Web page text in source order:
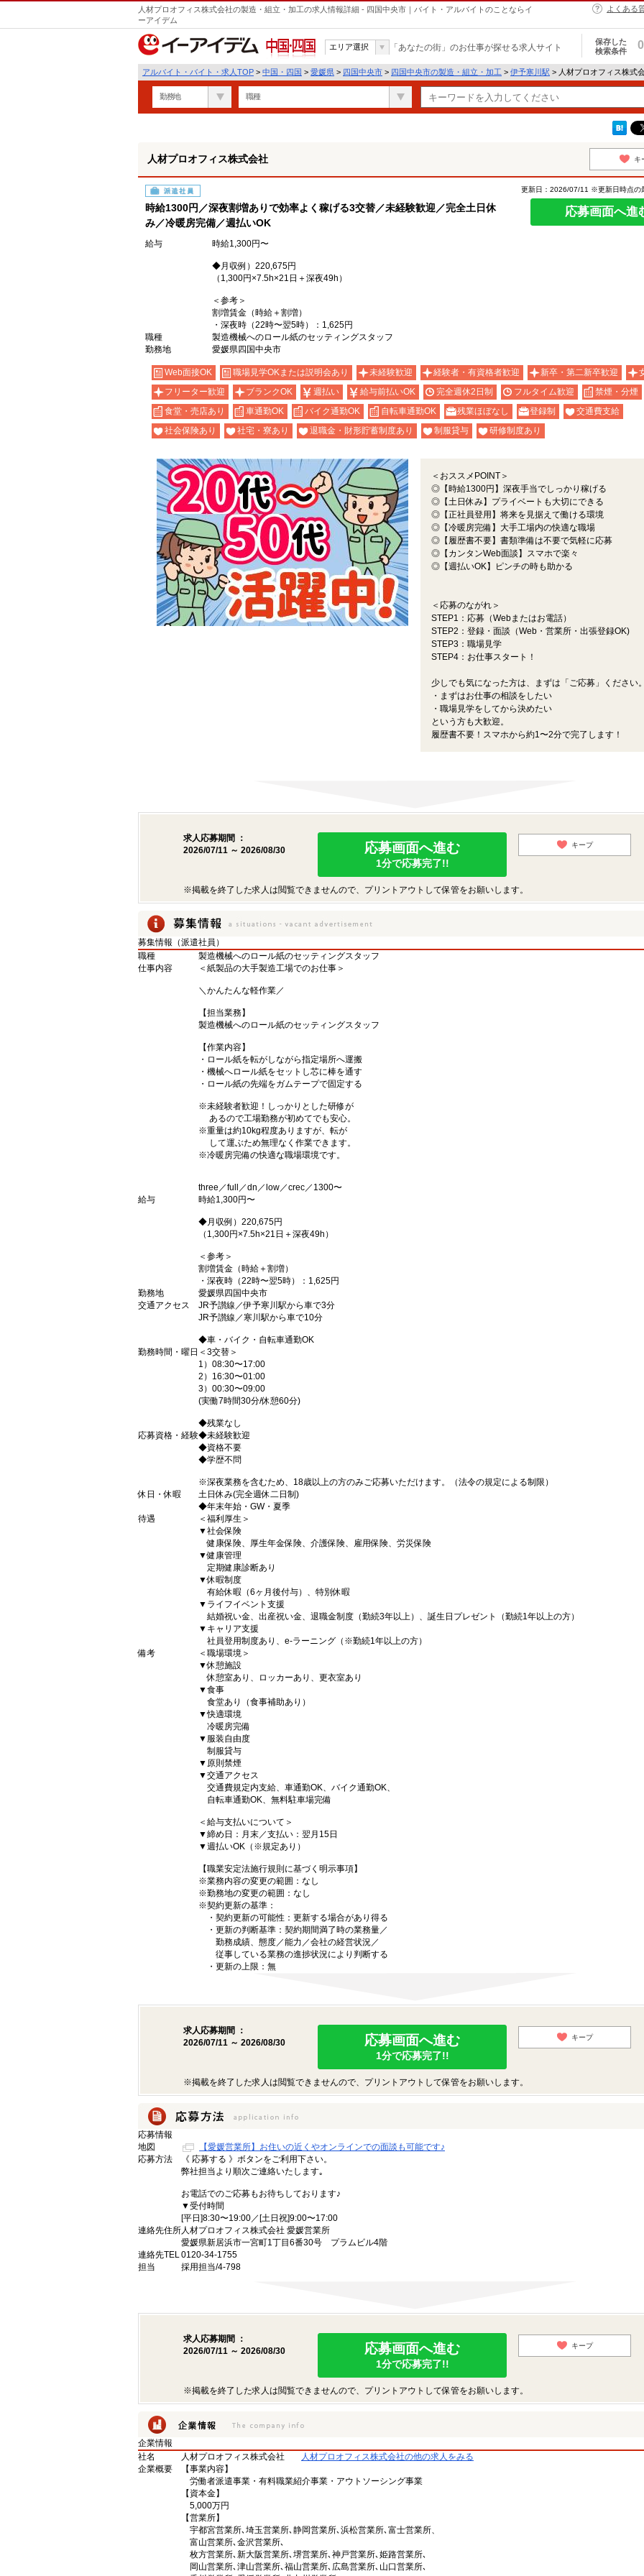
人材プロオフィス株式会社の製造・組立・加工の求人情報詳細 - 四国中央市｜バイト・アルバイトのことならイ
ーアイデム
よくある
中国・四国
エリア選択 「あなたの街」のお仕事が探せる求人サイト
保存した
検索条件
0
アルバイト・バイト・求人TOP > 中国・四国 > 愛媛県 > 四国中央市 > 四国中央市の製造・組立・加工 > 伊予寒川駅 > 人材プロオフィス株式
勤務地 職種
人材プロオフィス株式会社 キ
派遣社員
時給1300円／深夜割増ありで効率よく稼げる3交替／未経験歓迎／完全土日休
み／冷暖房完備／週払いOK
更新日：2026/07/11 ※更新日時点の
応募画面へ進
給与 時給1,300円〜
◆月収例）220,675円
（1,300円×7.5h×21日＋深夜49h）
＜参考＞
割増賃金（時給＋割増）
・深夜時（22時〜翌5時）：1,625円
職種
製造機械へのロール紙のセッティングスタッフ
勤務地
愛媛県四国中央市
Web面接OK 職場見学OKまたは説明会あり 未経験歓迎 経験者・有資格者歓迎 新卒・第二新卒歓迎
フリーター歓迎
ブランクOK 週払い 給与前払いOK 完全週休2日制 フルタイム歓迎
禁煙・分煙
食堂・売店あり
車通勤OK バイク通勤OK 自転車通勤OK 残業ほぼなし 登録制
交通費支給
社会保険あり
社宅・寮あり 退職金・財形貯蓄制度あり 制服貸与 研修制度あり
＜おススメPOINT＞
◎【時給1300円】深夜手当でしっかり稼げる
◎【土日休み】プライベートも大切にできる
◎【正社員登用】将来を見据えて働ける環境
◎【冷暖房完備】大手工場内の快適な職場
◎【履歴書不要】書類準備は不要で気軽に応募
◎【カンタンWeb面談】スマホで楽々
◎【週払いOK】ピンチの時も助かる
＜応募のながれ＞
STEP1：応募（Webまたはお電話）
STEP2：登録・面談（Web・営業所・出張登録OK)
STEP3：職場見学
STEP4：お仕事スタート！
少しでも気になった方は、まずは「ご応募」ください
・まずはお仕事の相談をしたい
・職場見学をしてから決めたい
という方も大歓迎。
履歴書不要！スマホから約1〜2分で完了します！
求人応募期間 ：
2026/07/11 ～ 2026/08/30
応募画面へ進む
1分で応募完了!!
キープ
※掲載を終了した求人は閲覧できませんので、プリントアウトして保管をお願いします。
募集情報（派遣社員）
職種
製造機械へのロール紙のセッティングスタッフ
仕事内容
＜紙製品の大手製造工場でのお仕事＞
＼かんたんな軽作業／
【担当業務】
製造機械へのロール紙のセッティングスタッフ
【作業内容】
・ロール紙を転がしながら指定場所へ運搬
・機械へロール紙をセットし芯に棒を通す
・ロール紙の先端をガムテープで固定する
※未経験者歓迎！しっかりとした研修が
あるので工場勤務が初めてでも安心。
※重量は約10kg程度ありますが、転が
して運ぶため無理なく作業できます。
※冷暖房完備の快適な職場環境です。
three／full／dn／low／crec／1300〜
給与
時給1,300円〜
◆月収例）220,675円
（1,300円×7.5h×21日＋深夜49h）
＜参考＞
割増賃金（時給＋割増）
・深夜時（22時〜翌5時）：1,625円
勤務地
愛媛県四国中央市
交通アクセス
JR予讃線／伊予寒川駅から車で3分
JR予讃線／寒川駅から車で10分
◆車・バイク・自転車通勤OK
勤務時間・曜日 ＜3交替＞
1）08:30〜17:00
2）16:30〜01:00
3）00:30〜09:00
(実働7時間30分/休憩60分)
◆残業なし
応募資格・経験◆未経験歓迎
◆資格不要
◆学歴不問
※深夜業務を含むため、18歳以上の方のみご応募いただけます。（法令の規定による制限）
休日・休暇
土日休み(完全週休二日制)
◆年末年始・GW・夏季
待遇
＜福利厚生＞
▼社会保険
健康保険、厚生年金保険、介護保険、雇用保険、労災保険
▼健康管理
定期健康診断あり
▼休暇制度
有給休暇（6ヶ月後付与）、特別休暇
▼ライフイベント支援
結婚祝い金、出産祝い金、退職金制度（勤続3年以上）、誕生日プレゼント（勤続1年以上の方）
▼キャリア支援
社員登用制度あり、e-ラーニング（※勤続1年以上の方）
備考
＜職場環境＞
▼休憩施設
休憩室あり、ロッカーあり、更衣室あり
▼食事
食堂あり（食事補助あり）
▼快適環境
冷暖房完備
▼服装自由度
制服貸与
▼原則禁煙
▼交通アクセス
交通費規定内支給、車通勤OK、バイク通勤OK、
自転車通勤OK、無料駐車場完備
＜給与支払いについて＞
▼締め日：月末／支払い：翌月15日
▼週払いOK（※規定あり）
【職業安定法施行規則に基づく明示事項】
※業務内容の変更の範囲：なし
※勤務地の変更の範囲：なし
※契約更新の基準：
・契約更新の可能性：更新する場合があり得る
・更新の判断基準：契約期間満了時の業務量／
勤務成績、態度／能力／会社の経営状況／
従事している業務の進捗状況により判断する
・更新の上限：無
求人応募期間 ：
2026/07/11 ～ 2026/08/30
応募画面へ進む
1分で応募完了!!
キープ
※掲載を終了した求人は閲覧できませんので、プリントアウトして保管をお願いします。
応募情報
地図
【愛媛営業所】お住いの近くやオンラインでの面談も可能です♪
応募方法
《 応募する 》ボタンをご利用下さい。
弊社担当より順次ご連絡いたします｡
お電話でのご応募もお待ちしております♪
▼受付時間
[平日]8:30〜19:00／[土日祝]9:00〜17:00
連絡先住所人材プロオフィス株式会社 愛媛営業所
愛媛県新居浜市一宮町1丁目6番30号 プラムビル4階
連絡先TEL0120-34-1755
担当
採用担当/4-798
求人応募期間 ：
2026/07/11 ～ 2026/08/30
応募画面へ進む
1分で応募完了!!
キープ
※掲載を終了した求人は閲覧できませんので、プリントアウトして保管をお願いします。
企業情報
社名
人材プロオフィス株式会社
人材プロオフィス株式会社の他の求人をみる
企業概要
【事業内容】
労働者派遣事業・有料職業紹介事業・アウトソーシング事業
【資本金】
5,000万円
【営業所】
宇都宮営業所､埼玉営業所､静岡営業所､浜松営業所､富士営業所、
富山営業所､金沢営業所､
枚方営業所､新大阪営業所､堺営業所､神戸営業所､姫路営業所､
岡山営業所､津山営業所､福山営業所､広島営業所､山口営業所､